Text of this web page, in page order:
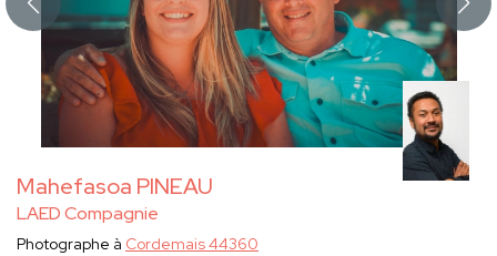
Mahefasoa PINEAU
LAED Compagnie
Photographe à Cordemais 44360